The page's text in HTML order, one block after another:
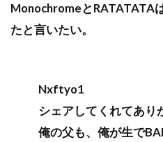
MonochromeとRATATATA
たと言いたい。
Nxftyo1
シェアしてくれてあり
俺の父も、俺が生で